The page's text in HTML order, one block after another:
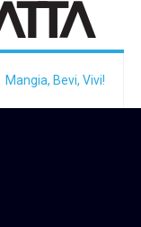
Mangia, Bevi, Vivi!